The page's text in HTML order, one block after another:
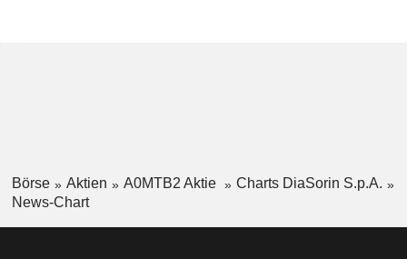
Börse Aktien A0MTB2 Aktie
Charts DiaSorin S.p.A.
News-Chart